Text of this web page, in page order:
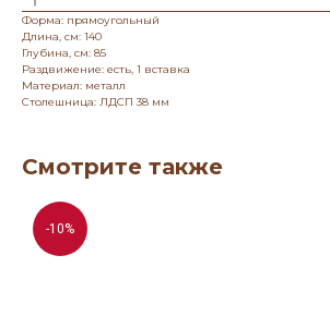
Форма: прямоугольный
Длина, см: 140
Глубина, см: 85
Раздвижение: есть, 1 вставка
Материал: металл
Столешница: ЛДСП 38 мм
Смотрите также
-10%